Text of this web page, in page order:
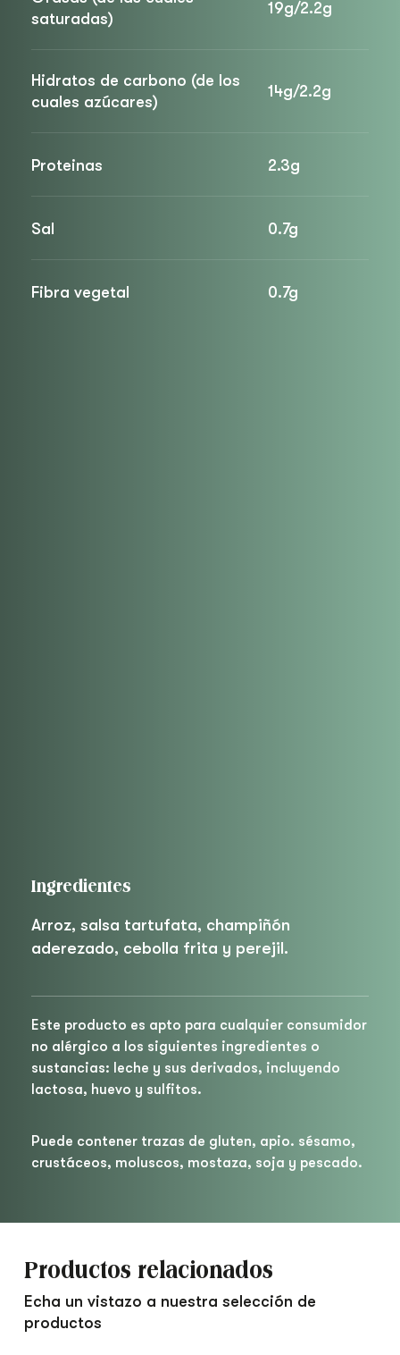
saturadas)
19g/2.2g
Hidratos de carbono (de los
cuales azúcares)
14g/2.2g
Proteinas 2.3g
Sal 0.7g
Fibra vegetal 0.7g
Ingredientes
Arroz, salsa tartufata, champiñón
aderezado, cebolla frita y perejil.
Este producto es apto para cualquier consumidor
no alérgico a los siguientes ingredientes o
sustancias: leche y sus derivados, incluyendo
lactosa, huevo y sulfitos.
Puede contener trazas de gluten, apio. sésamo,
crustáceos, moluscos, mostaza, soja y pescado.
Productos relacionados
Echa un vistazo a nuestra selección de
productos